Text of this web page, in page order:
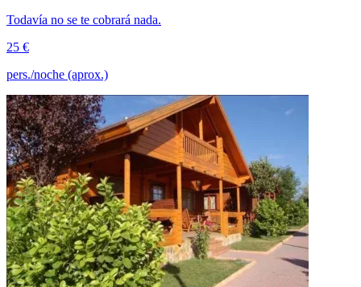
Todavía no se te cobrará nada.
25 €
pers./noche (aprox.)